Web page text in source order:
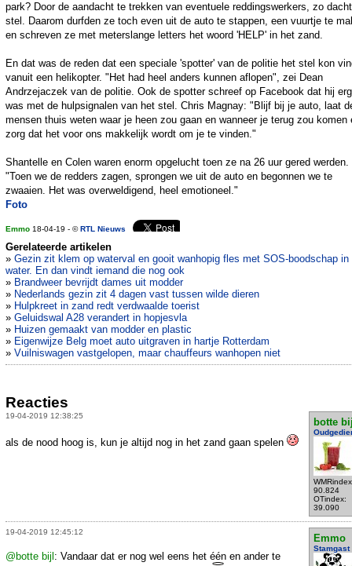
park? Door de aandacht te trekken van eventuele reddingswerkers, zo
stel. Daarom durfden ze toch even uit de auto te stappen, een vuurtje te
en schreven ze met meterslange letters het woord 'HELP' in het zand.
En dat was de reden dat een speciale 'spotter' van de politie het stel kon
vanuit een helikopter. "Het had heel anders kunnen aflopen", zei Dean
Andrzejaczek van de politie. Ook de spotter schreef op Facebook dat hij
was met de hulpsignalen van het stel. Chris Magnay: "Blijf bij je auto, laat
mensen thuis weten waar je heen zou gaan en wanneer je terug zou komen
zorg dat het voor ons makkelijk wordt om je te vinden."
Shantelle en Colen waren enorm opgelucht toen ze na 26 uur gered werden.
"Toen we de redders zagen, sprongen we uit de auto en begonnen we te
zwaaien. Het was overweldigend, heel emotioneel."
Foto
Emmo 18-04-19 - ©RTL Nieuws
Gerelateerde artikelen
» Gezin zit klem op waterval en gooit wanhopig fles met SOS-boodschap in
water. En dan vindt iemand die nog ook
» Brandweer bevrijdt dames uit modder
» Nederlands gezin zit 4 dagen vast tussen wilde dieren
» Hulpkreet in zand redt verdwaalde toerist
» Geluidswal A28 verandert in hopjesvla
» Huizen gemaakt van modder en plastic
» Eigenwijze Belg moet auto uitgraven in hartje Rotterdam
» Vuilniswagen vastgelopen, maar chauffeurs wanhopen niet
Reacties
19-04-2019 12:38:25
botte
90.824
OTindex:
39.090
als de nood hoog is, kun je altijd nog in het zand gaan spelen
19-04-2019 12:45:12
Emmo
Stamgast
@botte bijl : Vandaar dat er nog wel eens het één en ander te